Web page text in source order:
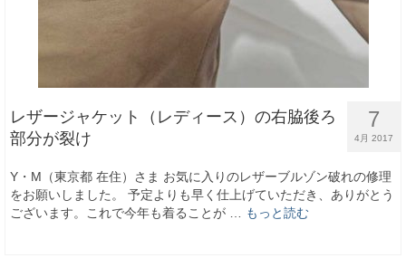
7
4月 2017
レザージャケット（レディース）の右脇後ろ
部分が裂け
Y・M（東京都 在住）さま お気に入りのレザーブルゾン破れの修理
をお願いしました。 予定よりも早く仕上げていただき、ありがとう
ございます。これで今年も着ることが …
もっと読む